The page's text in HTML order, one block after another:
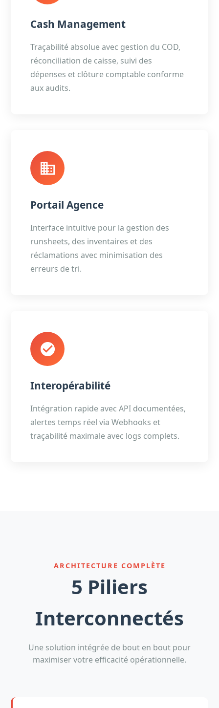
Cash Management
Traçabilité absolue avec gestion du COD,
réconciliation de caisse, suivi des
dépenses et clôture comptable conforme
aux audits.
Portail Agence
Interface intuitive pour la gestion des
runsheets, des inventaires et des
réclamations avec minimisation des
erreurs de tri.
Interopérabilité
Intégration rapide avec API documentées,
alertes temps réel via Webhooks et
traçabilité maximale avec logs complets.
ARCHITECTURE COMPLÈTE
5 Piliers
Interconnectés
Une solution intégrée de bout en bout pour
maximiser votre efficacité opérationnelle.